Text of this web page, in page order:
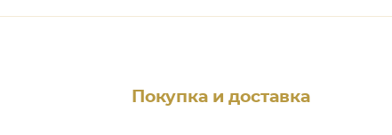
Покупка и доставка